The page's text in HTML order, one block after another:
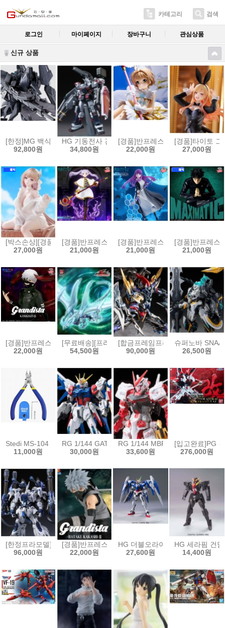
카테고리 검색
로그인 마이페이지 장바구니 관심상품
신규 상품
[한정]MG 백식 크래쉬 괴[4573102556288]
92,800원
HG 기동전사 건담 썬더볼트 1/144 풀아머 건담
34,800원
[경품]반프레스토 카드캡터 사쿠
22,000원
[경품]타이토
27,000원
[박스손상][경품]후류 누들스토퍼 승리의 여신 니케 바이퍼 샤인 오브
27,000원
[경품]반프레스토 장송의 프리렌 EFFECTREME -
21,000원
[경품]반프레스토 장송의 프리렌
21,000원
[경품]반프레스
21,000원
[경품]반프레스토 그란디스타 도쿄구울 카네키 켄 피규어 2탄
22,000원
[무료배송][프라모델]곡인동만 유희왕 5D’s 슈팅 스
54,500원
[합금프레임프라모델]모터뉴클리
90,000원
슈퍼노바
26,500원
Stedi MS-104 보급형 싱글 블레이드 모델 니퍼[6975400110137]
11,000원
RG 1/144 GAT-X105B/FP 빌드스트라이크 건담 풀
30,000원
RG 1/144 MBF-P02 건담 아스트
33,600원
[입고완료]PG
276,000원
[한정프라모델]무한신성 1/100 리자드 극지상어
96,000원
[경품]반프레스토 나루토 질풍전 Grandista 피규어
22,000원
HG 더블오라이저 + GN 소드3
27,600원
HG 세라핌 건
14,400원